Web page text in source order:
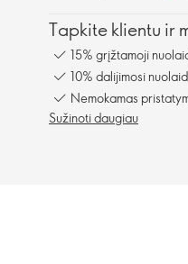
Tapkite klientu ir
15% grįžtamoji
10% dalijimosi
Nemokamas
Sužinoti daugiau